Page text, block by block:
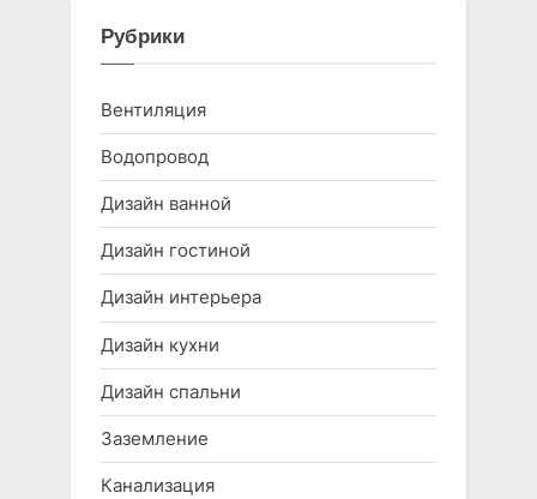
Рубрики
Вентиляция
Водопровод
Дизайн ванной
Дизайн гостиной
Дизайн интерьера
Дизайн кухни
Дизайн спальни
Заземление
Канализация